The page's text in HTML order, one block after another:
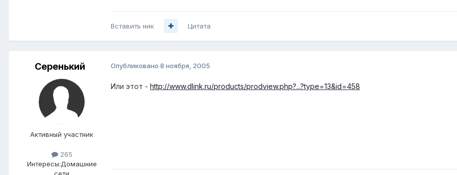
Вставить ник Цитата
Серенький
Активный участник
265
Интересы:Домашние
Опубликовано 8 ноября, 2005
Или этот - http://www.dlink.ru/products/prodview.php?...?type=13&id=458